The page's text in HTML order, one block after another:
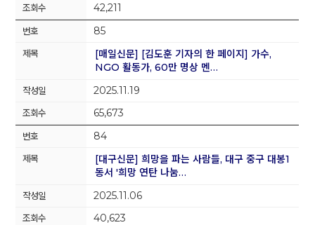
42,211
85
[매일신문] [김도훈 기자의 한 페이지] 가수,
NGO 활동가, 60만 명상 멘…
2025.11.19
65,673
84
[대구신문] 희망을 파는 사람들, 대구 중구 대봉1
동서 '희망 연탄 나눔…
2025.11.06
40,623